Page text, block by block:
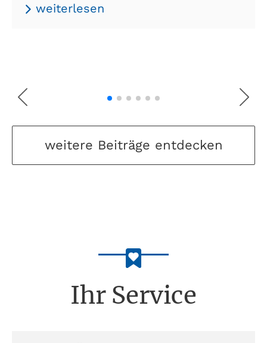
weiterlesen
weitere Beiträge entdecken
Ihr Service